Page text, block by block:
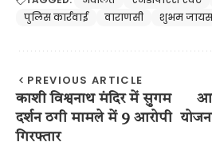
पुलिस कार्रवाई
वाराणसी शुभम
PREVIOUS ARTICLE
काशी विश्वनाथ मंदिर में सुगम
दर्शन ठगी मामले में 9 आरोपी
गिरफ्तार